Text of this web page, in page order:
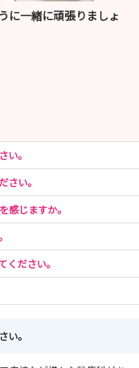
ゃけを聞きたい！
知りたい！
消し、皆が働きやす
に一緒に頑張りましょ
い。
さい。
感じますか。
。
ください。
い。